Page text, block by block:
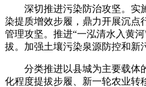
深切推进污染防治攻坚。实
染提质增效步履，鼎力开展沉点
管理攻坚。推进“一泓清水入黄
拔。加强土壤污染泉源防控和新
分类推进以县城为主要载体
化程度提拔步履、新一轮农业转